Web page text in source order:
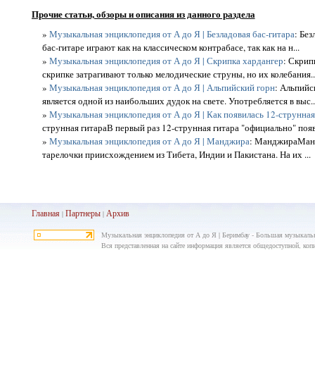
Прочие статьи, обзоры и описания из данного раздела
» Музыкальная энциклопедия от А до Я | Безладовая бас-гитара:
бас-гитаре играют как на классическом контрабасе, так как на н...
» Музыкальная энциклопедия от А до Я | Скрипка хардангер:
скрипке затрагивают только мелодические струны, но их
» Музыкальная энциклопедия от А до Я | Альпийский горн:
является одной из наибольших дудок на свете. Употребляется в
» Музыкальная энциклопедия от А до Я | Как появилась 12-
струнная гитараВ первый раз 12-струнная гитара "официально"
» Музыкальная энциклопедия от А до Я | Манджира:
тарелочки приисхождением из Тибета, Индии и Пакистана. На их ...
Главная| Партнеры| Архив
Музыкальная энциклопедия от А до Я | Беримбау - Большая
Вся представленная на сайте информация является общедоступной,